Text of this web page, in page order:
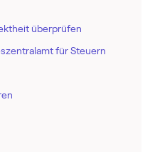
überprüfen
für Steuern